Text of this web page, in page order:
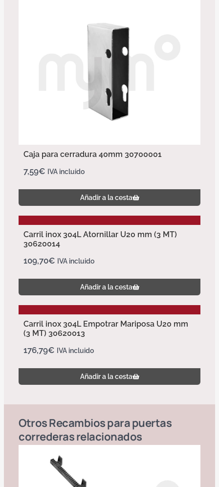
Caja para cerradura 40mm 30700001
7,59€ IVA incluido
Añadir a la cesta
Carril inox 304L Atornillar U20 mm (3 MT)
30620014
109,70€ IVA incluido
Añadir a la cesta
Carril inox 304L Empotrar Mariposa U20 mm
(3 MT) 30620013
176,79€ IVA incluido
Añadir a la cesta
OtrosRecambios para puertas
correderasrelacionados